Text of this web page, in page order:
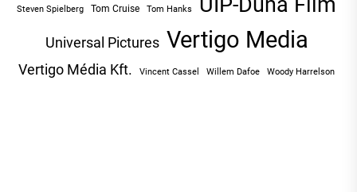
Steven Spielberg Tom Cruise Tom Hanks
Universal Pictures Vertigo Media
Vertigo Média Kft. Vincent Cassel Willem Dafoe Woody Harrelson